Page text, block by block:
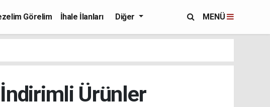
Görelim
İhale İlanları
Diğer MENÜ
Ürünler